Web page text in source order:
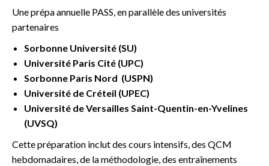
Une prépa annuelle PASS, en parallèle des universités
partenaires
Sorbonne Université (SU)
Université Paris Cité (UPC)
Sorbonne Paris Nord (USPN)
Université de Créteil (UPEC)
Université de Versailles Saint-Quentin-en-Yvelines
(UVSQ)
Cette préparation inclut des cours intensifs, des QCM
hebdomadaires, de la méthodologie, des entraînements